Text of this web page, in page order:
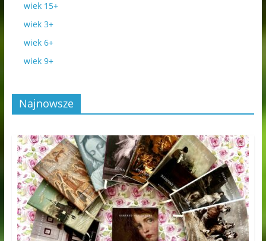
wiek 15+
wiek 3+
wiek 6+
wiek 9+
Najnowsze